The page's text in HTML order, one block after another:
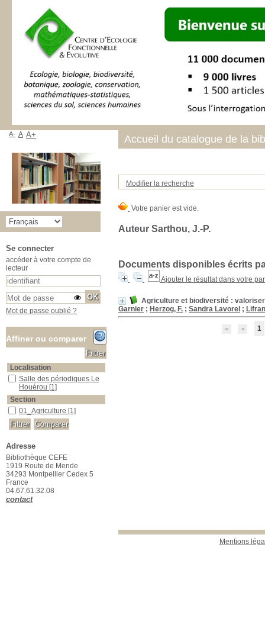
Modifier la recherche
Auteur Sarthou, J.-P.
Documents disponibles écrits
Ajouter le résultat dans votre
Agriculture et biodiversité :
Garnier ; Herzog, F. ; Sandra Lavorel ;
1
Mentions
Accueil du catalogue de la
A- A A+
Se connecter
accéder à votre compte de
lecteur
Mot de passe oublié ?
Affiner ou comparer
Localisation
Salle des périodiques Le Houérou
Salle des périodiques Le
Houérou [1]
Section
01_Agriculture
01_Agriculture [1]
Adresse
Bibliothèque CEFE
1919 Route de Mende
34293 Montpellier Cedex 5
France
04.67.61.32.08
contact